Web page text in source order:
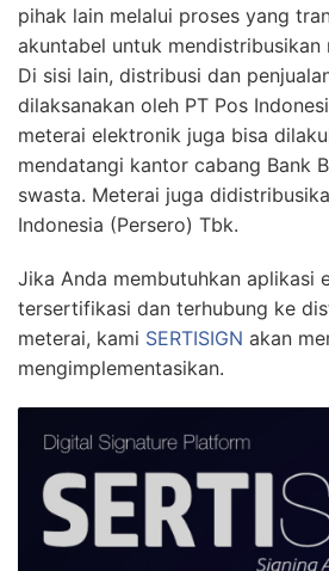
pihak lain melalui proses yang
akuntabel untuk mendistribusikan
Di sisi lain, distribusi dan
dilaksanakan oleh PT Pos
meterai elektronik juga bisa
mendatangi kantor cabang Bank
swasta. Meterai juga
Indonesia (Persero) Tbk.
Jika Anda membutuhkan aplikasi
tersertifikasi dan terhubung ke
meterai, kami SERTISIGN akan
mengimplementasikan.